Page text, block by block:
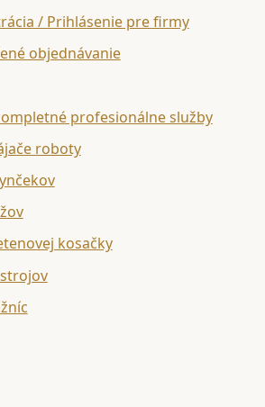
/ Prihlásenie pre firmy
objednávanie
profesionálne služby
roboty
kosačky